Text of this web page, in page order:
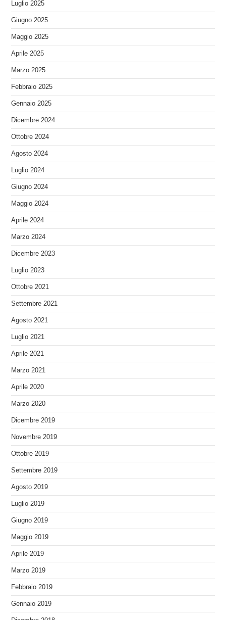
Luglio 2025
Giugno 2025
Maggio 2025
Aprile 2025
Marzo 2025
Febbraio 2025
Gennaio 2025
Dicembre 2024
Ottobre 2024
Agosto 2024
Luglio 2024
Giugno 2024
Maggio 2024
Aprile 2024
Marzo 2024
Dicembre 2023
Luglio 2023
Ottobre 2021
Settembre 2021
Agosto 2021
Luglio 2021
Aprile 2021
Marzo 2021
Aprile 2020
Marzo 2020
Dicembre 2019
Novembre 2019
Ottobre 2019
Settembre 2019
Agosto 2019
Luglio 2019
Giugno 2019
Maggio 2019
Aprile 2019
Marzo 2019
Febbraio 2019
Gennaio 2019